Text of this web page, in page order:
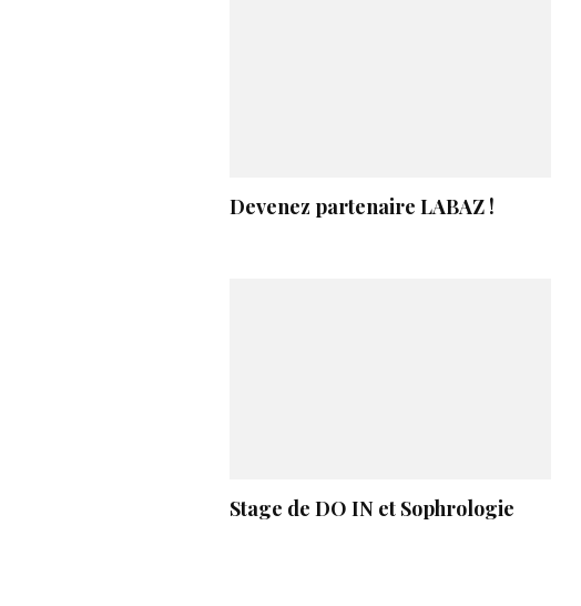
Devenez partenaire LABAZ !
Stage de DO IN et Sophrologie